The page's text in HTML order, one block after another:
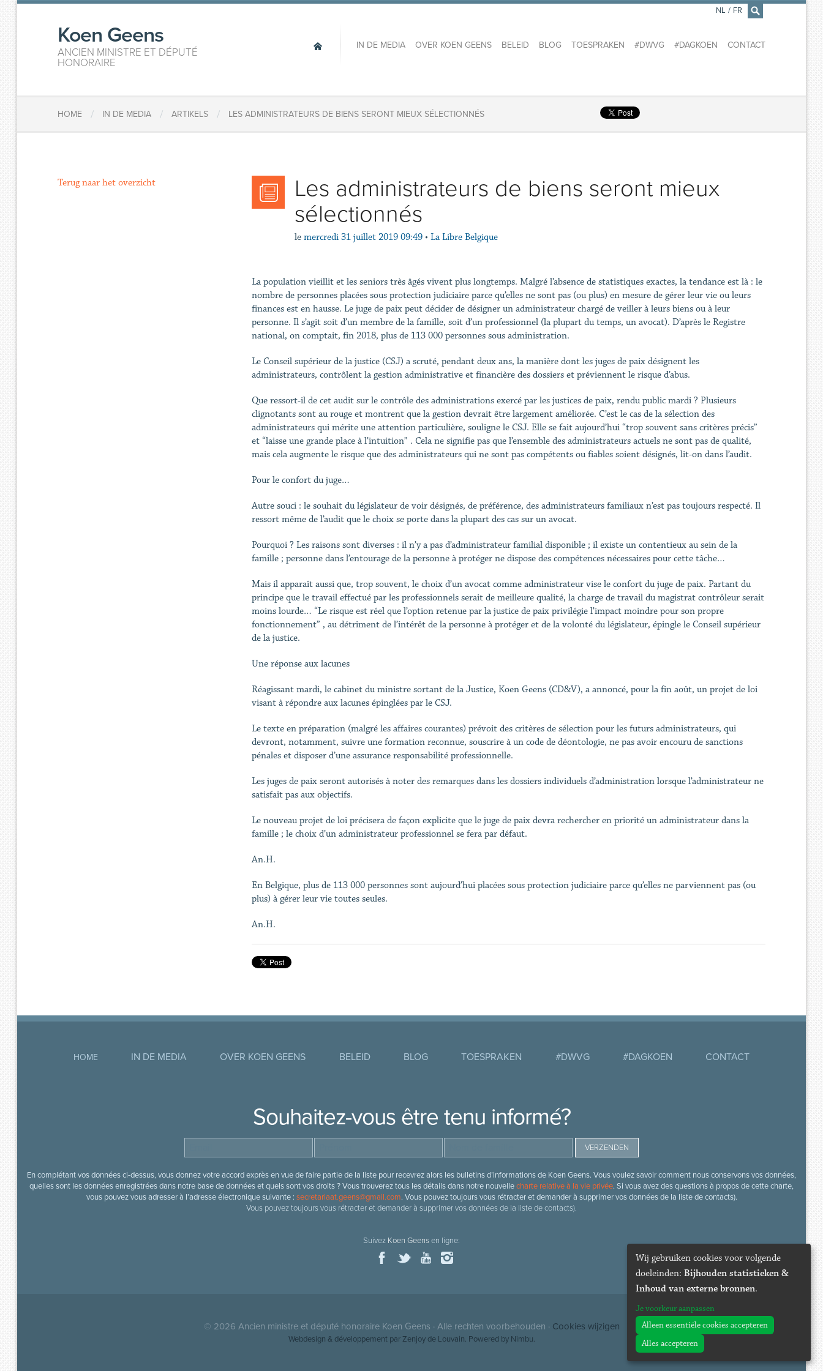
×
Koen Geens
ANCIEN MINISTRE ET DÉPUTÉ
HONORAIRE
IN DE MEDIA OVER KOEN GEENS BELEID BLOG TOESPRAKEN #DWVG #DAGKOEN CONTACT
NL / FR
HOME / IN DE MEDIA / ARTIKELS / LES ADMINISTRATEURS DE BIENS SERONT MIEUX SÉLECTIONNÉS
Les administrateurs de biens seront mieux
sélectionnés
le mercredi 31 juillet 2019 09:49 • La Libre Belgique
La population vieillit et les seniors très âgés vivent plus longtemps. Malgré l’absence de statistiques exactes, la tendance est là : le
nombre de personnes placées sous protection judiciaire parce qu’elles ne sont pas (ou plus) en mesure de gérer leur vie ou leurs
finances est en hausse. Le juge de paix peut décider de désigner un administrateur chargé de veiller à leurs biens ou à leur
personne. Il s’agit soit d’un membre de la famille, soit d’un professionnel (la plupart du temps, un avocat). D’après le Registre
national, on comptait, fin 2018, plus de 113 000 personnes sous administration.
Le Conseil supérieur de la justice (CSJ) a scruté, pendant deux ans, la manière dont les juges de paix désignent les
administrateurs, contrôlent la gestion administrative et financière des dossiers et préviennent le risque d’abus.
Que ressort-il de cet audit sur le contrôle des administrations exercé par les justices de paix, rendu public mardi ? Plusieurs
clignotants sont au rouge et montrent que la gestion devrait être largement améliorée. C’est le cas de la sélection des
administrateurs qui mérite une attention particulière, souligne le CSJ. Elle se fait aujourd’hui “trop souvent sans critères précis”
et “laisse une grande place à l’intuition” . Cela ne signifie pas que l’ensemble des administrateurs actuels ne sont pas de qualité,
mais cela augmente le risque que des administrateurs qui ne sont pas compétents ou fiables soient désignés, lit-on dans l’audit.
Pour le confort du juge…
Autre souci : le souhait du législateur de voir désignés, de préférence, des administrateurs familiaux n’est pas toujours respecté. Il
ressort même de l’audit que le choix se porte dans la plupart des cas sur un avocat.
Pourquoi ? Les raisons sont diverses : il n’y a pas d’administrateur familial disponible ; il existe un contentieux au sein de la
famille ; personne dans l’entourage de la personne à protéger ne dispose des compétences nécessaires pour cette tâche…
Mais il apparaît aussi que, trop souvent, le choix d’un avocat comme administrateur vise le confort du juge de paix. Partant du
principe que le travail effectué par les professionnels serait de meilleure qualité, la charge de travail du magistrat contrôleur serait
moins lourde… “Le risque est réel que l’option retenue par la justice de paix privilégie l’impact moindre pour son propre
fonctionnement” , au détriment de l’intérêt de la personne à protéger et de la volonté du législateur, épingle le Conseil supérieur
de la justice.
Une réponse aux lacunes
Réagissant mardi, le cabinet du ministre sortant de la Justice, Koen Geens (CD&V), a annoncé, pour la fin août, un projet de loi
visant à répondre aux lacunes épinglées par le CSJ.
Le texte en préparation (malgré les affaires courantes) prévoit des critères de sélection pour les futurs administrateurs, qui
devront, notamment, suivre une formation reconnue, souscrire à un code de déontologie, ne pas avoir encouru de sanctions
pénales et disposer d’une assurance responsabilité professionnelle.
Les juges de paix seront autorisés à noter des remarques dans les dossiers individuels d’administration lorsque l’administrateur ne
satisfait pas aux objectifs.
Le nouveau projet de loi précisera de façon explicite que le juge de paix devra rechercher en priorité un administrateur dans la
famille ; le choix d’un administrateur professionnel se fera par défaut.
An.H.
En Belgique, plus de 113 000 personnes sont aujourd’hui placées sous protection judiciaire parce qu’elles ne parviennent pas (ou
plus) à gérer leur vie toutes seules.
An.H.
Terug naar het overzicht
HOME IN DE MEDIA OVER KOEN GEENS BELEID BLOG TOESPRAKEN #DWVG #DAGKOEN CONTACT
Souhaitez-vous être tenu informé?
En complétant vos données ci-dessus, vous donnez votre accord exprès en vue de faire partie de la liste pour recevrez alors les bulletins d’informations de Koen Geens. Vous voulez savoir comment nous conservons vos données,
quelles sont les données enregistrées dans notre base de données et quels sont vos droits ? Vous trouverez tous les détails dans notre nouvellecharte relative à la vie privée. Si vous avez des questions à propos de cette charte,
vous pouvez vous adresser à l’adresse électronique suivante : secretariaat.geens@gmail.com. Vous pouvez toujours vous rétracter et demander à supprimer vos données de la liste de contacts).
Vous pouvez toujours vous rétracter et demander à supprimer vos données de la liste de contacts).
Suivez Koen Geensen ligne:
© 2026 Ancien ministre et député honoraire Koen Geens · Alle rechten voorbehouden · Cookies wijzigen
Webdesign & développement par Zenjoy de Louvain. Powered by Nimbu.
Wij gebruiken cookies voor volgende
doeleinden: Bijhouden statistieken &
Inhoud van externe bronnen.
Je voorkeur aanpassen
Alleen essentiële cookies accepteren
Alles accepteren